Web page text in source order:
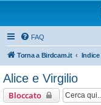
FAQ
Torna a Birdcam.it Indice
Alice e Virgilio
Bloccato